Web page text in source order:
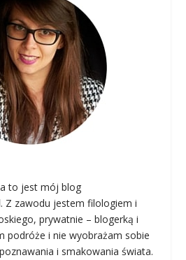
to jest mój blog
. Z zawodu jestem filologiem i
prywatnie – blogerką i
podróże i nie wyobrażam sobie
i smakowania świata.